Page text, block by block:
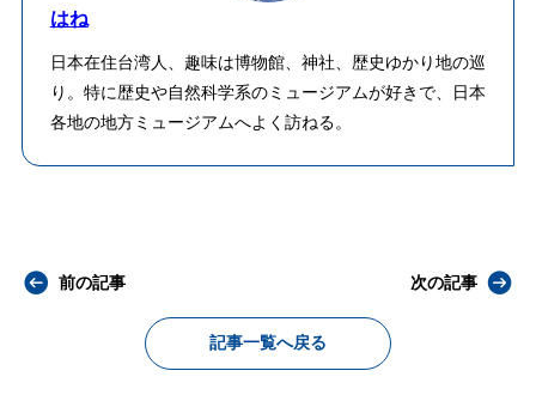
はね
日本在住台湾人、趣味は博物館、神社、歴史ゆかり地の巡
り。特に歴史や自然科学系のミュージアムが好きで、日本
各地の地方ミュージアムへよく訪ねる。
前の記事
記事一覧へ戻る
次の記事